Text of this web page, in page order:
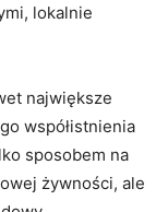
lokalnie
największe
współistnienia
sposobem ‌na
żywności, ale⁢